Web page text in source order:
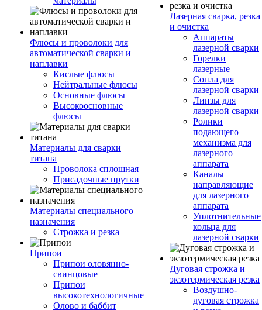
Флюсы и проволоки для
автоматической сварки и
наплавки
Кислые флюсы
Нейтральные флюсы
Основные флюсы
Высокоосновные
флюсы
Материалы для сварки
титана
Проволока сплошная
Присадочные прутки
Материалы специального
назначения
Строжка и резка
Припои
Припои оловянно-
свинцовые
Припои
высокотехнологичные
Олово и баббит
Лазерная сварка, резка
и очистка
Аппараты
лазерной сварки
Горелки
лазерные
Сопла для
лазерной сварки
Линзы для
лазерной сварки
Ролики
подающего
механизма для
лазерного
аппарата
Каналы
направляющие
для лазерного
аппарата
Уплотнительные
кольца для
лазерной сварки
Дуговая строжка и
экзотермическая резка
Воздушно-
дуговая строжка